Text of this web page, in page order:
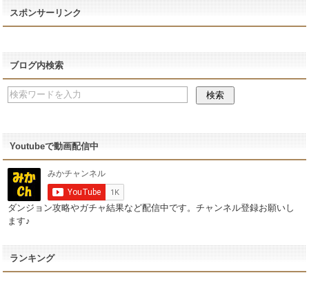
スポンサーリンク
ブログ内検索
Youtubeで動画配信中
ダンジョン攻略やガチャ結果など配信中です。チャンネル登録お願いし
ます♪
ランキング